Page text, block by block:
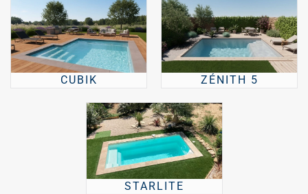
CUBIK ZÉNITH 5
STARLITE